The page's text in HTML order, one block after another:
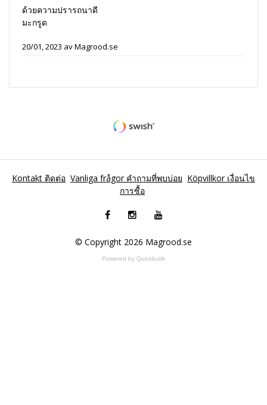
ด้วยความปรารถนาดี
มะกรูด
20/01, 2023 avMagrood.se
Kontakt ติดต่อ Vanliga frågor คำถามที่พบบ่อย Köpvillkor เงื่อนไข
การซื้อ
© Copyright 2026 Magrood.se
Powered by Quickbutik